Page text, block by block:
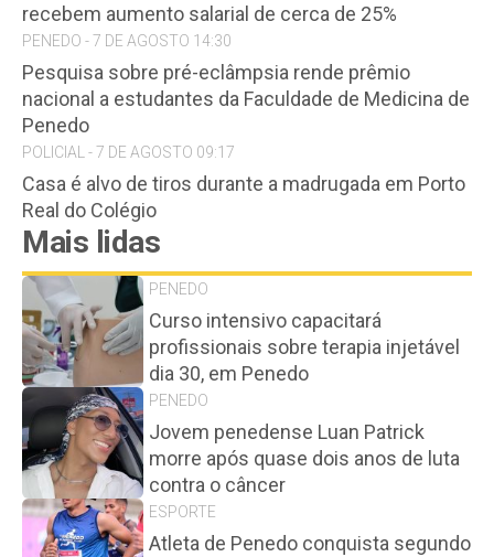
recebem aumento salarial de cerca de 25%
PENEDO - 7 DE AGOSTO 14:30
Pesquisa sobre pré-eclâmpsia rende prêmio
nacional a estudantes da Faculdade de Medicina de
Penedo
POLICIAL - 7 DE AGOSTO 09:17
Casa é alvo de tiros durante a madrugada em Porto
Real do Colégio
Mais lidas
PENEDO
Curso intensivo capacitará
profissionais sobre terapia injetável
dia 30, em Penedo
PENEDO
Jovem penedense Luan Patrick
morre após quase dois anos de luta
contra o câncer
ESPORTE
Atleta de Penedo conquista segundo